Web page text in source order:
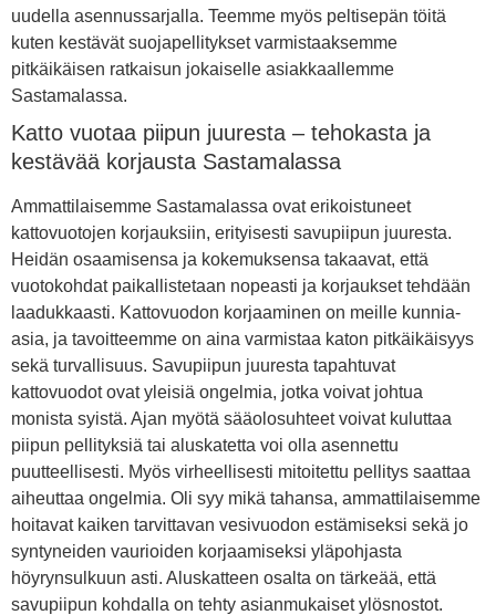
uudella asennussarjalla. Teemme myös peltisepän töitä
kuten kestävät suojapellitykset varmistaaksemme
pitkäikäisen ratkaisun jokaiselle asiakkaallemme
Sastamalassa.
Katto vuotaa piipun juuresta – tehokasta ja
kestävää korjausta Sastamalassa
Ammattilaisemme Sastamalassa ovat erikoistuneet
kattovuotojen korjauksiin, erityisesti savupiipun juuresta.
Heidän osaamisensa ja kokemuksensa takaavat, että
vuotokohdat paikallistetaan nopeasti ja korjaukset tehdään
laadukkaasti. Kattovuodon korjaaminen on meille kunnia-
asia, ja tavoitteemme on aina varmistaa katon pitkäikäisyys
sekä turvallisuus. Savupiipun juuresta tapahtuvat
kattovuodot ovat yleisiä ongelmia, jotka voivat johtua
monista syistä. Ajan myötä sääolosuhteet voivat kuluttaa
piipun pellityksiä tai aluskatetta voi olla asennettu
puutteellisesti. Myös virheellisesti mitoitettu pellitys saattaa
aiheuttaa ongelmia. Oli syy mikä tahansa, ammattilaisemme
hoitavat kaiken tarvittavan vesivuodon estämiseksi sekä jo
syntyneiden vaurioiden korjaamiseksi yläpohjasta
höyrynsulkuun asti. Aluskatteen osalta on tärkeää, että
savupiipun kohdalla on tehty asianmukaiset ylösnostot.